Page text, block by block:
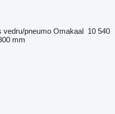
vedru/pneumo Omakaal 10 540
mm